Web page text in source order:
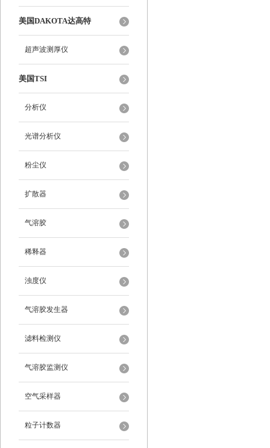
美国DAKOTA达高特
超声波测厚仪
美国TSI
分析仪
光谱分析仪
粉尘仪
扩散器
气溶胶
稀释器
浊度仪
气溶胶发生器
滤料检测仪
气溶胶监测仪
空气采样器
粒子计数器